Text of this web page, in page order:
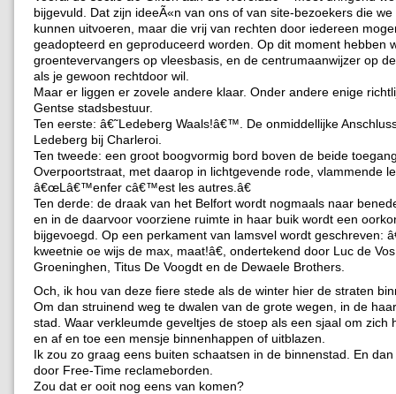
bijgevuld. Dat zijn ideeÃ«n van ons of van site-bezoekers die we
kunnen uitvoeren, maar die vrij van rechten door iedereen
geadopteerd en geproduceerd worden. Op dit moment hebben
groentevervangers op vleesbasis, en de centrumaanwijzer op
als je gewoon rechtdoor wil.
Maar er liggen er zovele andere klaar. Onder andere enige
Gentse stadsbestuur.
Ten eerste: â€˜Ledeberg Waals!â€™. De onmiddellijke
Ledeberg bij Charleroi.
Ten tweede: een groot boogvormig bord boven de beide
Overpoortstraat, met daarop in lichtgevende rode, vlammende
â€œLâ€™enfer câ€™est les autres.â€
Ten derde: de draak van het Belfort wordt nogmaals naar
en in de daarvoor voorziene ruimte in haar buik wordt een
bijgevoegd. Op een perkament van lamsvel wordt geschreven:
kweetnie oe wijs de max, maat!â€, ondertekend door Luc de
Groeninghen, Titus De Voogdt en de Dewaele Brothers.
Och, ik hou van deze fiere stede als de winter hier de straten
Om dan struinend weg te dwalen van de grote wegen, in de
stad. Waar verkleumde geveltjes de stoep als een sjaal om zich
en af en toe een mensje binnenhappen of uitblazen.
Ik zou zo graag eens buiten schaatsen in de binnenstad. En
door Free-Time reclameborden.
Zou dat er ooit nog eens van komen?